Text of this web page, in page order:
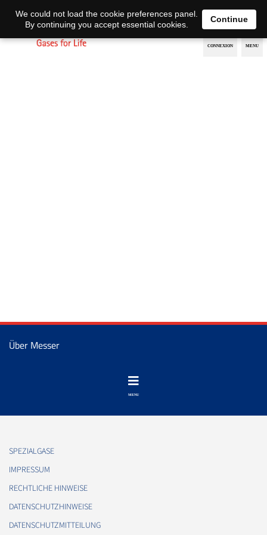
EN DE
Über Messer
SPEZIALGASE
IMPRESSUM
RECHTLICHE HINWEISE
DATENSCHUTZHINWEISE
DATENSCHUTZMITTEILUNG
We could not load the cookie preferences panel.
By continuing you accept essential cookies.
Continue